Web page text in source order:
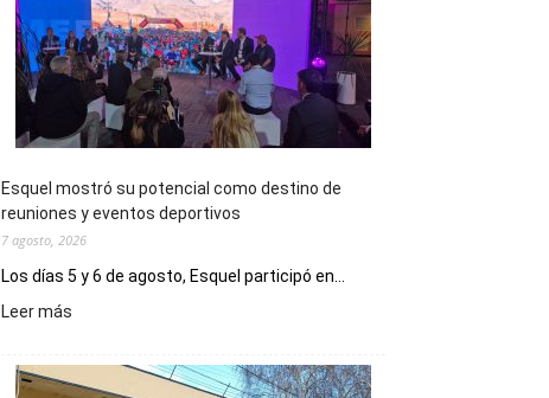
Esquel mostró su potencial como destino de
reuniones y eventos deportivos
7 agosto, 2026
Los días 5 y 6 de agosto, Esquel participó en...
Leer más
su